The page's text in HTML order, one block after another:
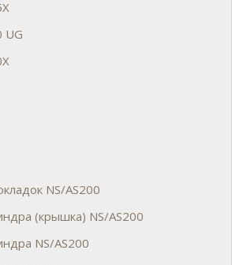
UG
NS/AS200
(крышка) NS/AS200
NS/AS200